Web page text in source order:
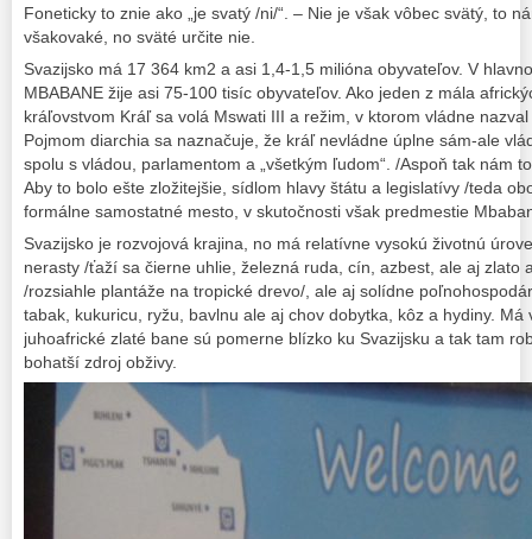
Foneticky to znie ako „je svatý /ni/“. – Nie je však vôbec svätý, to
všakovaké, no sväté určite nie.
Svazijsko má 17 364 km2 a asi 1,4-1,5 milióna obyvateľov. V
MBABANE žije asi 75-100 tisíc obyvateľov. Ako jeden z mála
kráľovstvom Kráľ sa volá Mswati III a režim, v ktorom vládne
Pojmom diarchia sa naznačuje, že kráľ nevládne úplne sám-ale
spolu s vládou, parlamentom a „všetkým ľudom“. /Aspoň tak nám
Aby to bolo ešte zložitejšie, sídlom hlavy štátu a legislatívy /teda
formálne samostatné mesto, v skutočnosti však predmestie
Svazijsko je rozvojová krajina, no má relatívne vysokú životnú
nerasty /ťaží sa čierne uhlie, železná ruda, cín, azbest, ale aj zlato
/rozsiahle plantáže na tropické drevo/, ale aj solídne
tabak, kukuricu, ryžu, bavlnu ale aj chov dobytka, kôz a hydiny. Má
juhoafrické zlaté bane sú pomerne blízko ku Svazijsku a tak tam
bohatší zdroj obživy.